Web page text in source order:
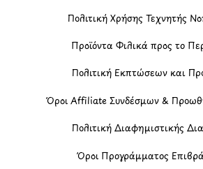
Πολιτική Χρήσης Τεχνητής
Προϊόντα Φιλικά προς το
Πολιτική Εκπτώσεων και
Όροι Affiliate Συνδέσμων &
Πολιτική Διαφημιστικής
Όροι Προγράμματος